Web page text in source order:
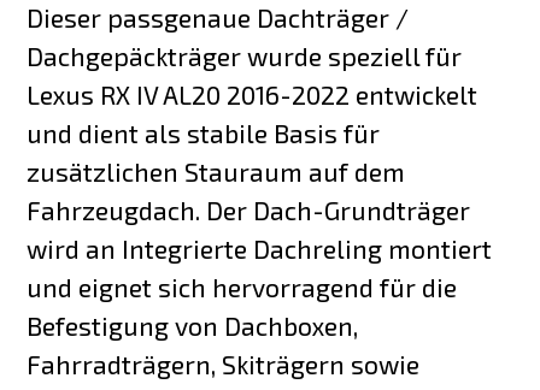
Dieser passgenaue Dachträger /
Dachgepäckträger wurde speziell für
Lexus RX IV AL20 2016-2022 entwickelt
und dient als stabile Basis für
zusätzlichen Stauraum auf dem
Fahrzeugdach. Der Dach-Grundträger
wird an Integrierte Dachreling montiert
und eignet sich hervorragend für die
Befestigung von Dachboxen,
Fahrradträgern, Skiträgern sowie